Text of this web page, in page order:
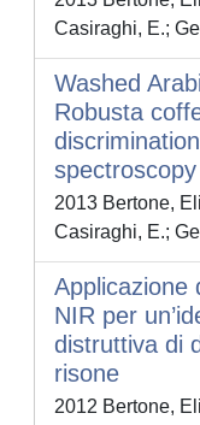
Casiraghi, E.;
Washed
Robusta
spectroscopy
2013 Bertone,
Casiraghi, E.;
Applicazione
NIR per
distruttiva di
risone
2012 Bertone,